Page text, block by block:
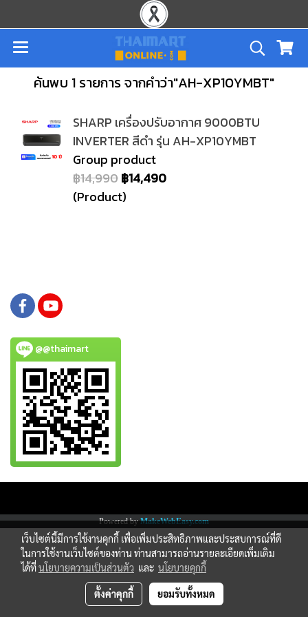
ค้นพบ 1 รายการ จากคำว่า"AH-XP10YMBT"
SHARP เครื่องปรับอากาศ 9000BTU
INVERTER สีดำ รุ่น AH-XP10YMBT
Group product
฿14,990฿14,490
(Product)
@@thaimart
Powered byMakeWebEasy.com
เว็บไซต์นี้มีการใช้งานคุกกี้ เพื่อเพิ่มประสิทธิภาพและประสบการณ์ที่ดี
ในการใช้งานเว็บไซต์ของท่าน ท่านสามารถอ่านรายละเอียดเพิ่มเติม
ได้ที่นโยบายความเป็นส่วนตัว และ นโยบายคุกกี้
ตั้งค่าคุกกี้ ยอมรับทั้งหมด